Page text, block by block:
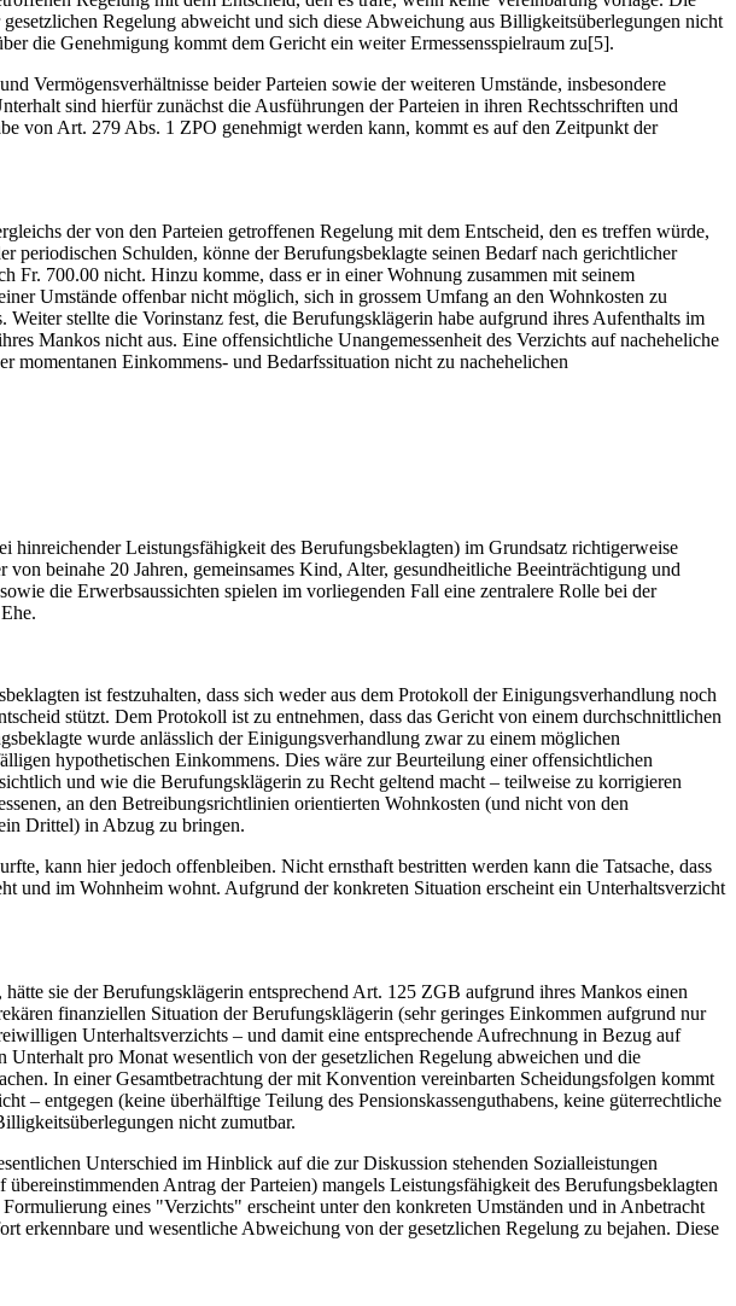
Regelung abweicht und sich diese Abweichung aus Billigkeitsüberlegungen nicht
die Genehmigung kommt dem Gericht ein weiter Ermessensspielraum zu[5].
Vermögensverhältnisse beider Parteien sowie der weiteren Umstände, insbesondere
sind hierfür zunächst die Ausführungen der Parteien in ihren Rechtsschriften und
von Art. 279 Abs. 1 ZPO genehmigt werden kann, kommt es auf den Zeitpunkt der
der von den Parteien getroffenen Regelung mit dem Entscheid, den es treffen würde,
periodischen Schulden, könne der Berufungsbeklagte seinen Bedarf nach gerichtlicher
Fr. 700.00 nicht. Hinzu komme, dass er in einer Wohnung zusammen mit seinem
Umstände offenbar nicht möglich, sich in grossem Umfang an den Wohnkosten zu
stellte die Vorinstanz fest, die Berufungsklägerin habe aufgrund ihres Aufenthalts im
Mankos nicht aus. Eine offensichtliche Unangemessenheit des Verzichts auf nacheheliche
momentanen Einkommens- und Bedarfssituation nicht zu nachehelichen
Leistungsfähigkeit des Berufungsbeklagten) im Grundsatz richtigerweise
beinahe 20 Jahren, gemeinsames Kind, Alter, gesundheitliche Beeinträchtigung und
die Erwerbsaussichten spielen im vorliegenden Fall eine zentralere Rolle bei der
ist festzuhalten, dass sich weder aus dem Protokoll der Einigungsverhandlung noch
stützt. Dem Protokoll ist zu entnehmen, dass das Gericht von einem durchschnittlichen
wurde anlässlich der Einigungsverhandlung zwar zu einem möglichen
hypothetischen Einkommens. Dies wäre zur Beurteilung einer offensichtlichen
und wie die Berufungsklägerin zu Recht geltend macht – teilweise zu korrigieren
an den Betreibungsrichtlinien orientierten Wohnkosten (und nicht von den
Drittel) in Abzug zu bringen.
kann hier jedoch offenbleiben. Nicht ernsthaft bestritten werden kann die Tatsache, dass
und im Wohnheim wohnt. Aufgrund der konkreten Situation erscheint ein Unterhaltsverzicht
sie der Berufungsklägerin entsprechend Art. 125 ZGB aufgrund ihres Mankos einen
finanziellen Situation der Berufungsklägerin (sehr geringes Einkommen aufgrund nur
Unterhaltsverzichts – und damit eine entsprechende Aufrechnung in Bezug auf
pro Monat wesentlich von der gesetzlichen Regelung abweichen und die
In einer Gesamtbetrachtung der mit Konvention vereinbarten Scheidungsfolgen kommt
– entgegen (keine überhälftige Teilung des Pensionskassenguthabens, keine güterrechtliche
nicht zumutbar.
Unterschied im Hinblick auf die zur Diskussion stehenden Sozialleistungen
Antrag der Parteien) mangels Leistungsfähigkeit des Berufungsbeklagten
eines "Verzichts" erscheint unter den konkreten Umständen und in Anbetracht
erkennbare und wesentliche Abweichung von der gesetzlichen Regelung zu bejahen. Diese